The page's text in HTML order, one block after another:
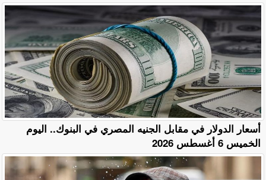
أسعار الدولار في مقابل الجنيه المصري في البنوك.. اليوم
الخميس 6 أغسطس 2026